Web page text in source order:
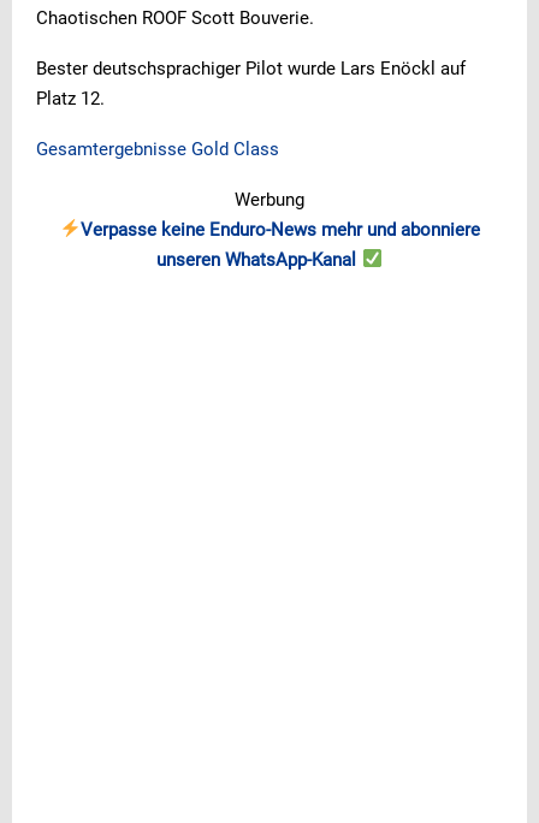
Chaotischen ROOF Scott Bouverie.
Bester deutschsprachiger Pilot wurde Lars Enöckl auf
Platz 12.
Gesamtergebnisse Gold Class
Werbung
Verpasse keine Enduro-News mehr und abonniere
unseren WhatsApp-Kanal